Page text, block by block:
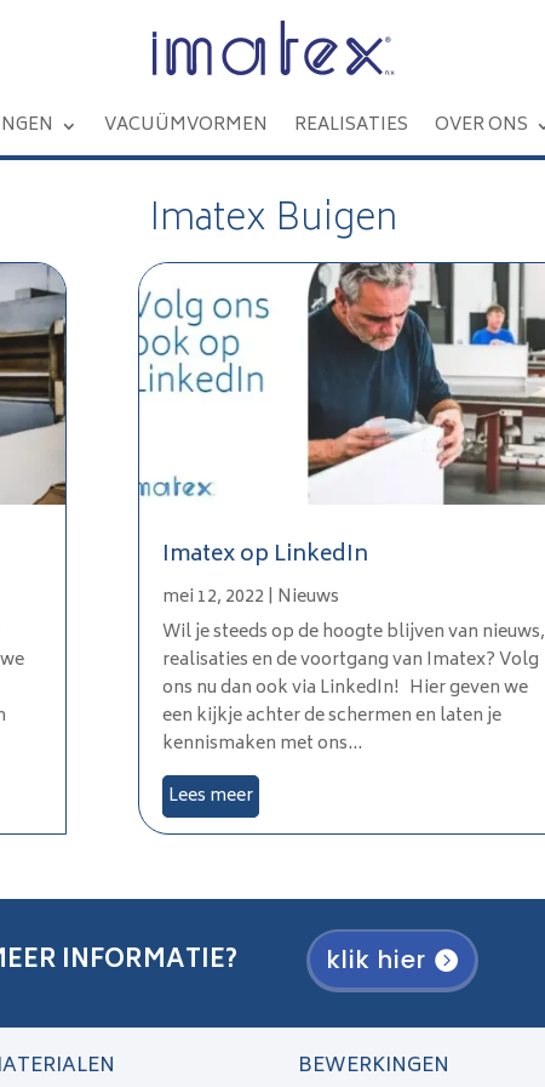
VACUÜMVORMEN REALISATIES OVER ONS
Imatex Buigen
Imatex op LinkedIn
mei 12, 2022 | Nieuws
Wil je steeds op de hoogte blijven van nieuws,
realisaties en de voortgang van Imatex? Volg
ons nu dan ook via LinkedIn! Hier geven we
een kijkje achter de schermen en laten je
kennismaken met ons...
Lees meer
INFORMATIE? klik hier
BEWERKINGEN